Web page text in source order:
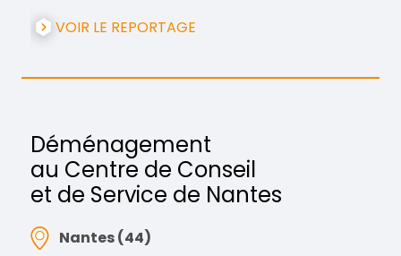
VOIR LE REPORTAGE
Déménagement
au Centre de Conseil
et de Service de Nantes
Nantes (44)